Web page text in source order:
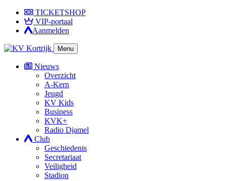
TICKETSHOP
VIP-portaal
Aanmelden
Menu
Nieuws
Overzicht
A-Kern
Jeugd
KV Kids
Business
KVK+
Radio Djamel
Club
Geschiedenis
Secretariaat
Veiligheid
Stadion